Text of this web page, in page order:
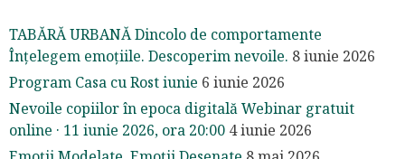
TABĂRĂ URBANĂ Dincolo de comportamente
Înțelegem emoțiile. Descoperim nevoile. 8 iunie 2026
Program Casa cu Rost iunie 6 iunie 2026
Nevoile copiilor în epoca digitală Webinar gratuit
online · 11 iunie 2026, ora 20:00 4 iunie 2026